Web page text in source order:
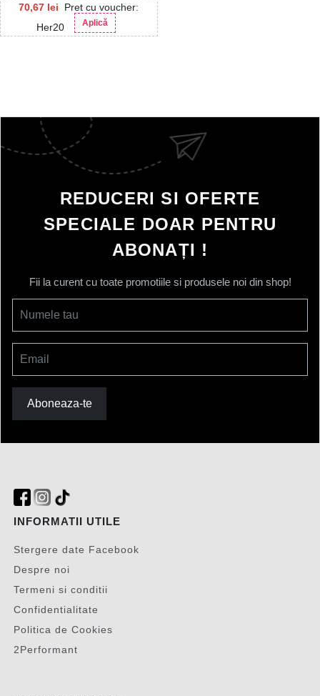
70,67 lei
Pret cu voucher:
Her20
Aplică
REDUCERI SI OFERTE
SPECIALE DOAR PENTRU
ABONAȚI !
Fii la curent cu toate promotiile si produsele noi din shop!
Numele tau
Email
Aboneaza-te
INFORMATII UTILE
Stergere date Facebook
Despre noi
Termeni si conditii
Confidentialitate
Politica de Cookies
2Performant